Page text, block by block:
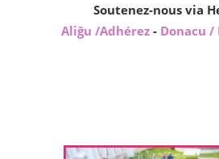
Soutenez-nous via
Aliĝu /Adhérez - Donacu /